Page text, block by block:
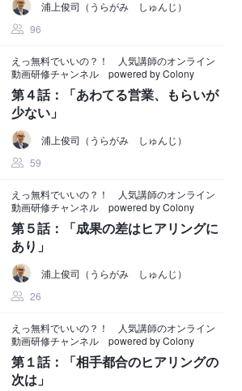
浦上俊司（うらがみ しゅんじ）
96
えっ無料でいいの？！ 人気講師のオンライン
動画研修チャンネル powered by Colony
第４話：「あわてる営業、もらいが
少ない」
浦上俊司（うらがみ しゅんじ）
59
えっ無料でいいの？！ 人気講師のオンライン
動画研修チャンネル powered by Colony
第５話：「成果の差はヒアリングに
あり」
浦上俊司（うらがみ しゅんじ）
26
えっ無料でいいの？！ 人気講師のオンライン
動画研修チャンネル powered by Colony
第１話：「相手都合のヒアリングの
次は」